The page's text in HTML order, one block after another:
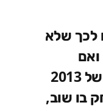
לכך שלא
שיחקתם במשחק השנה של 2013
בו שוב,